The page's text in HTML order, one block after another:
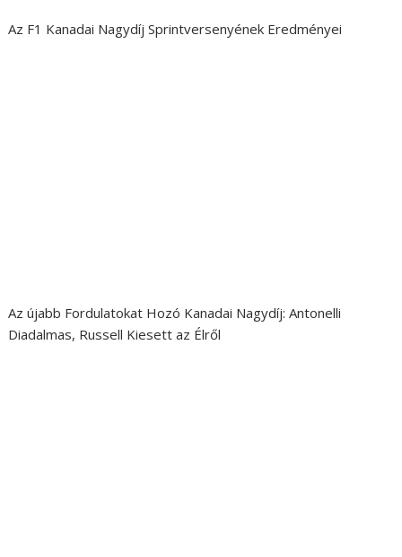
Az F1 Kanadai Nagydíj Sprintversenyének Eredményei
Az újabb Fordulatokat Hozó Kanadai Nagydíj: Antonelli
Diadalmas, Russell Kiesett az Élről